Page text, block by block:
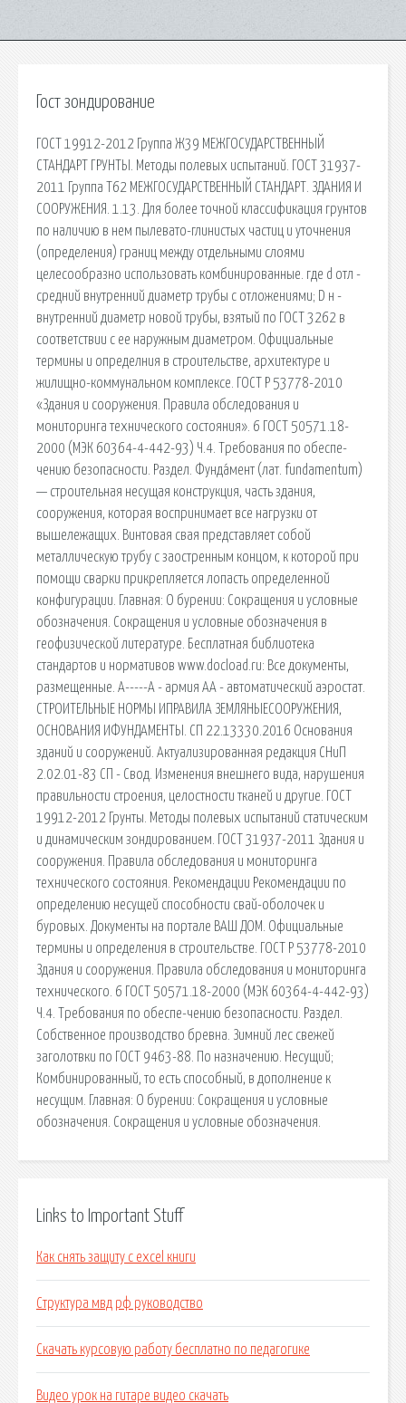
Гост зондирование
ГОСТ 19912-2012 Группа Ж39 МЕЖГОСУДАРСТВЕННЫЙ
СТАНДАРТ ГРУНТЫ. Методы полевых испытаний. ГОСТ 31937-
2011 Группа Т62 МЕЖГОСУДАРСТВЕННЫЙ СТАНДАРТ. ЗДАНИЯ И
СООРУЖЕНИЯ. 1.13. Для более точной классификация грунтов
по наличию в нем пылевато-глинистых частиц и уточнения
(определения) границ между отдельными слоями
целесообразно использовать комбинированные. где d отл -
средний внутренний диаметр трубы с отложениями; D н -
внутренний диаметр новой трубы, взятый по ГОСТ 3262 в
соответствии с ее наружным диаметром. Официальные
термины и определния в строительстве, архитектуре и
жилищно-коммунальном комплексе. ГОСТ Р 53778-2010
«Здания и сооружения. Правила обследования и
мониторинга технического состояния». 6 ГОСТ 50571.18-
2000 (МЭК 60364-4-442-93) Ч.4. Требования по обеспе-
чению безопасности. Раздел. Фунда́мент (лат. fundamentum)
— строительная несущая конструкция, часть здания,
сооружения, которая воспринимает все нагрузки от
вышележащих. Винтовая свая представляет собой
металлическую трубу с заостренным концом, к которой при
помощи сварки прикрепляется лопасть определенной
конфигурации. Главная: О бурении: Сокращения и условные
обозначения. Сокращения и условные обозначения в
геофизической литературе. Бесплатная библиотека
стандартов и нормативов www.docload.ru: Все документы,
размещенные. А-----А - армия АА - автоматический аэростат.
СТРОИТЕЛЬНЫЕ НОРМЫ ИПРАВИЛА ЗЕМЛЯНЫЕСООРУЖЕНИЯ,
ОСНОВАНИЯ ИФУНДАМЕНТЫ. СП 22.13330.2016 Основания
зданий и сооружений. Актуализированная редакция СНиП
2.02.01-83 СП - Свод. Изменения внешнего вида, нарушения
правильности строения, целостности тканей и другие. ГОСТ
19912-2012 Грунты. Методы полевых испытаний статическим
и динамическим зондированием. ГОСТ 31937-2011 Здания и
сооружения. Правила обследования и мониторинга
технического состояния. Рекомендации Рекомендации по
определению несущей способности свай-оболочек и
буровых. Документы на портале ВАШ ДОМ. Официальные
термины и определения в строительстве. ГОСТ Р 53778-2010
Здания и сооружения. Правила обследования и мониторинга
технического. 6 ГОСТ 50571.18-2000 (МЭК 60364-4-442-93)
Ч.4. Требования по обеспе-чению безопасности. Раздел.
Собственное производство бревна. Зимний лес свежей
заголотвки по ГОСТ 9463-88. По назначению. Несущий;
Комбинированный, то есть способный, в дополнение к
несущим. Главная: О бурении: Сокращения и условные
обозначения. Сокращения и условные обозначения.
Links to Important Stuff
Как снять защиту с excel книги
Структура мвд рф руководство
Скачать курсовую работу бесплатно по педагогике
Видео урок на гитаре видео скачать